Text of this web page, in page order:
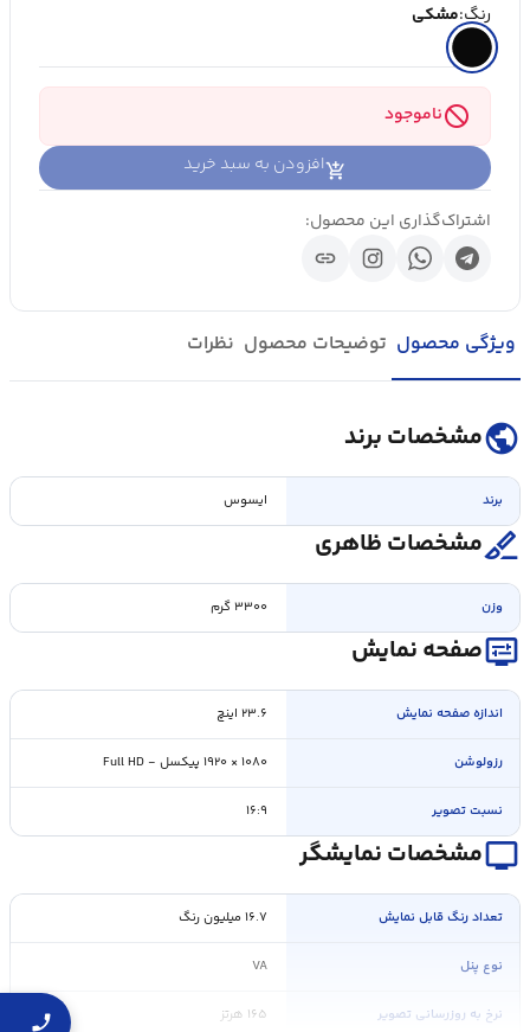
رنگ:مشکی
blockناموجود
افزودن به سبد خرید
اشتراک‌گذاری این محصول:
link
ویژگی محصول توضیحات محصول نظرات
publicمشخصات برند
برند ایسوس
surgicalمشخصات ظاهری
وزن ۳۳۰۰ گرم
display_settingsصفحه نمایش
اندازه صفحه نمايش ۲۳.۶ اینچ
رزولوشن ۱۰۸۰ × ۱۹۲۰ پیکسل - Full HD
نسبت تصویر ۱۶:۹
personal_videoمشخصات نمایشگر
تعداد رنگ قابل نمايش ۱۶.۷ میلیون رنگ
نوع پنل VA
نرخ به روزرسانی تصویر ۱۶۵ هرتز